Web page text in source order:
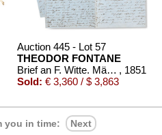
Auction 445 - Lot 57
THEODOR FONTANE
Brief an F. Witte. März 1851 , 1851
Sold: € 3,360 / $ 3,863
you in time: Next